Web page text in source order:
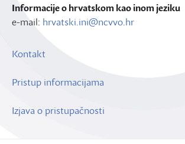
Informacije o hrvatskom kao inom jeziku
e-mail: hrvatski.ini@ncvvo.hr
Kontakt
Pristup informacijama
Izjava o pristupačnosti